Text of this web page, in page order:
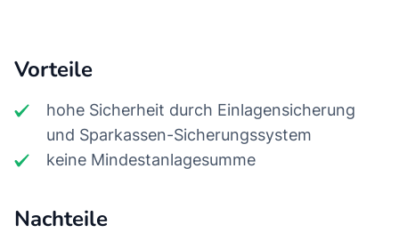
Vorteile
hohe Sicherheit durch Einlagensicherung
und Sparkassen-Sicherungssystem
keine Mindestanlagesumme
Nachteile